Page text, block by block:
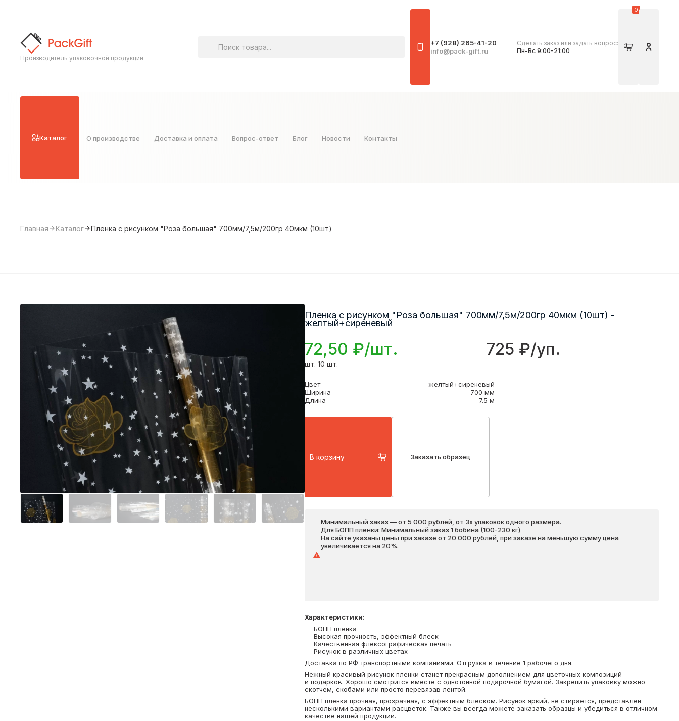
Производитель упаковочной продукции
+7 (928) 265-41-20
info@pack-gift.ru
Сделать заказ или задать вопрос:
Пн-Вс 9:00-21:00
Корзина
0
Личный
Каталог О производстве Доставка и оплата Вопрос-ответ Блог Новости Контакты
Главная Каталог Пленка с рисунком "Роза большая" 700мм/7,5м/200гр 40мкм (10шт)
Пленка с рисунком "Роза большая" 700мм/7,5м/200гр 40мкм (10шт) -
желтый+сиреневый
72,50 ₽/шт. 725 ₽/уп.
шт. 10 шт.
Цвет
желтый+сиреневый
Ширина
700 мм
Длина
7.5 м
В корзину Заказать образец
Минимальный заказ — от 5 000 рублей, от 3х упаковок одного размера.
Для БОПП пленки: Минимальный заказ 1 бобина (100-230 кг)
На сайте указаны цены при заказе от 20 000 рублей, при заказе на меньшую сумму цена
увеличивается на 20%.
Характеристики:
БОПП пленка
Высокая прочность, эффектный блеск
Качественная флексографическая печать
Рисунок в различных цветах
Доставка по РФ транспортными компаниями. Отгрузка в течение 1 рабочего дня.
Нежный красивый рисунок пленки станет прекрасным дополнением для цветочных композиций
и подарков. Хорошо смотрится вместе с однотонной подарочной бумагой. Закрепить упаковку можно
скотчем, скобами или просто перевязав лентой.
БОПП пленка прочная, прозрачная, с эффектным блеском. Рисунок яркий, не стирается, представлен
несколькими вариантами расцветок. Также вы всегда можете заказать образцы и убедиться в отличном
качестве нашей продукции.